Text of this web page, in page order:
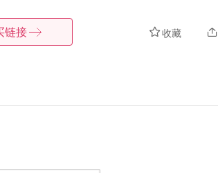
收藏
链接